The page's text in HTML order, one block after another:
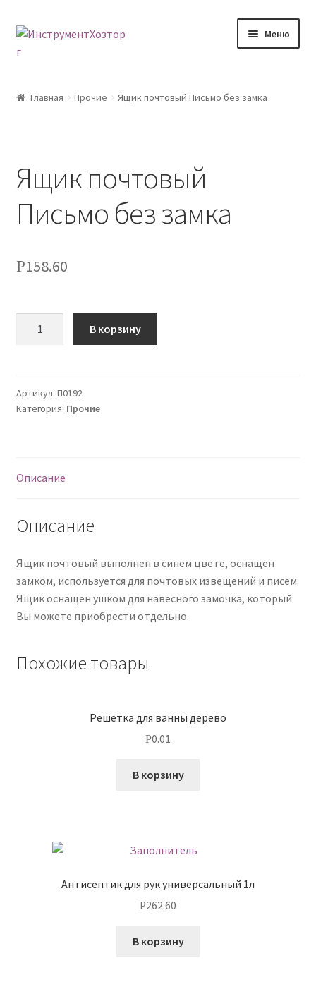
Перейти
Перейти
Меню
Каталог
Контакты
Корзина
Оплата и доставка
Политика конфиденциальности
Скачать прайс
Скидки
Главная Прочие Ящик почтовый Письмо без замка
Ящик почтовый
Письмо без замка
Р158.60
В корзину
Артикул: П0192
Категория: Прочие
Описание
Описание
Ящик почтовый выполнен в синем цвете, оснащен
замком, используется для почтовых извещений и писем.
Ящик оснащен ушком для навесного замочка, который
Вы можете приобрести отдельно.
Похожие товары
Решетка для ванны дерево
Р0.01
В корзину
Антисептик для рук универсальный 1л
Р262.60
В корзину